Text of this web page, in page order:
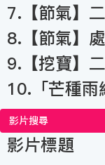
7.【節氣】
8.【節氣】
9.【挖寶】
10.「芒種雨
影片搜尋
影片標題